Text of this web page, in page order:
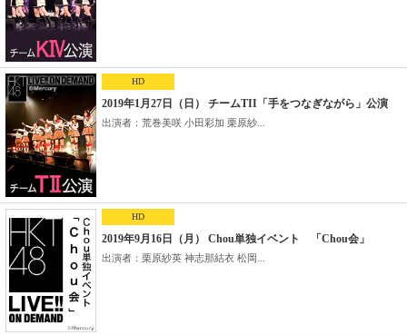
HD
2019年1月27日（日） チームTII「手をつなぎながら」公演
出演者：荒巻美咲 小田彩加 栗原紗...
HD
2019年9月16日（月） Chou単独イベント 「Chou会」
出演者：栗原紗英 神志那結衣 松岡...